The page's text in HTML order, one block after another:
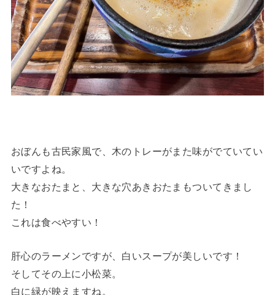
おぼんも古民家風で、木のトレーがまた味がでていてい
いですよね。
大きなおたまと、大きな穴あきおたまもついてきまし
た！
これは食べやすい！
肝心のラーメンですが、白いスープが美しいです！
そしてその上に小松菜。
白に緑が映えますね。